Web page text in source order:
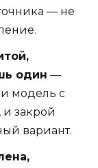
— не
один —
модель с
закрой
вариант.